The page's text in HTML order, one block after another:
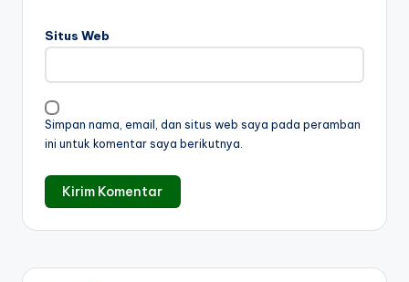
Situs Web
Simpan nama, email, dan situs web saya pada peramban
ini untuk komentar saya berikutnya.